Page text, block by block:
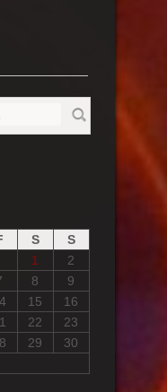
S
S
1
2
8
9
15
16
22
23
29
30